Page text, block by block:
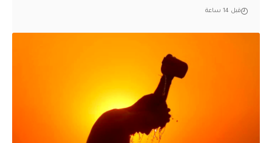
قبل 14 ساعة